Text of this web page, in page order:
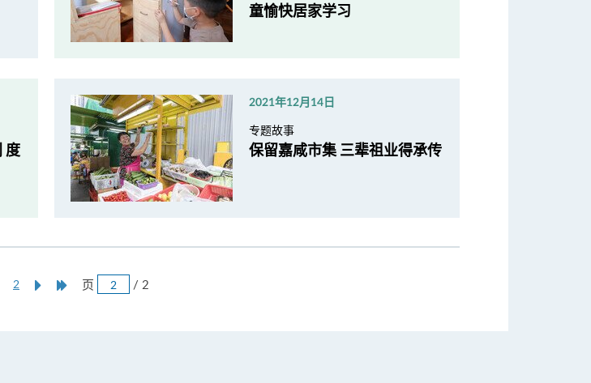
童愉快居家学习
度
2021年12月14日
专题故事
保留嘉咸市集 三辈祖业得承传
2
NextLast页 / 2